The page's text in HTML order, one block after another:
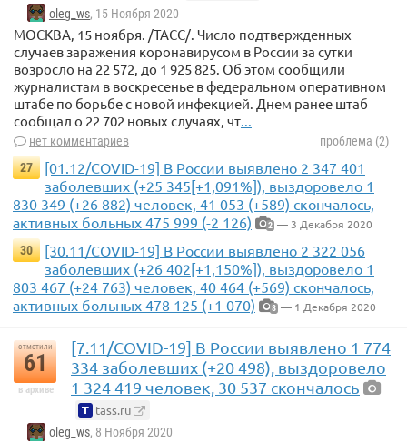
oleg_ws, 15 Ноября 2020
МОСКВА, 15 ноября. /ТАСС/. Число подтвержденных
случаев заражения коронавирусом в России за сутки
возросло на 22 572, до 1 925 825. Об этом сообщили
журналистам в воскресенье в федеральном оперативном
штабе по борьбе с новой инфекцией. Днем ранее штаб
сообщал о 22 702 новых случаях, чт...
нет комментариев
проблема (2)
27
[01.12/COVID-19] В России выявлено 2 347 401
заболевших (+25 345[+1,091%]), выздоровело 1
830 349 (+26 882) человек, 41 053 (+589) скончалось,
активных больных 475 999 (-2 126)
2 — 3 Декабря 2020
30
[30.11/COVID-19] В России выявлено 2 322 056
заболевших (+26 402[+1,150%]), выздоровело 1
803 467 (+24 763) человек, 40 464 (+569) скончалось,
активных больных 478 125 (+1 070)
8 — 1 Декабря 2020
отметили
61
в архиве
[7.11/COVID-19] В России выявлено 1 774
334 заболевших (+20 498), выздоровело
1 324 419 человек, 30 537 скончалось
tass.ru
oleg_ws, 8 Ноября 2020